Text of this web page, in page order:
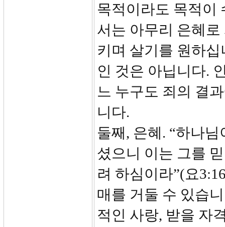
목적이라도 목적이
서는 아무리 은혜
키며 살기를 원하
인 것은 아닙니다.
느 누구도 죄의 결
니다.
둘째, 은혜. “하나
셨으니 이는 그를
려 하심이라”(요
매를 거둘 수 있습
적인 사랑, 받을 자